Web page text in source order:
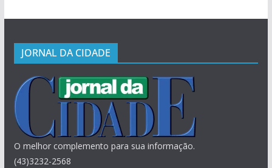
JORNAL DA CIDADE
O melhor complemento para sua informação.
(43)3232-2568